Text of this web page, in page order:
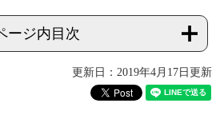
ージ内目次
更新日：2019年4月17日更新